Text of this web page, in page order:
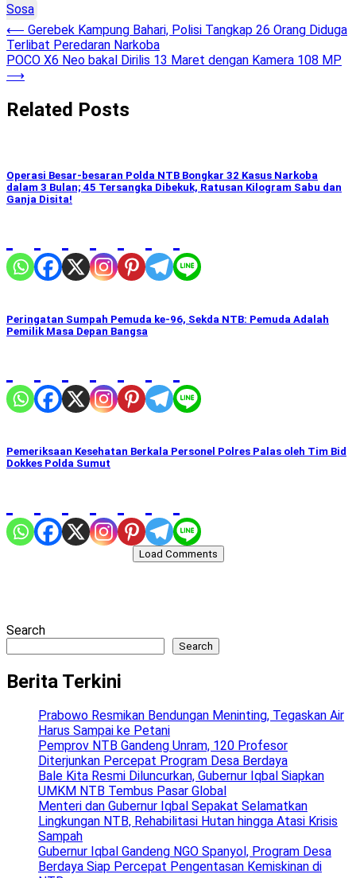
Sosa
Post
navigation
⟵ Gerebek Kampung Bahari, Polisi Tangkap 26 Orang Diduga
Terlibat Peredaran Narkoba
POCO X6 Neo bakal Dirilis 13 Maret dengan Kamera 108 MP
⟶
Related Posts
Operasi Besar-besaran Polda NTB Bongkar 32 Kasus Narkoba
dalam 3 Bulan; 45 Tersangka Dibekuk, Ratusan Kilogram Sabu dan
Ganja Disita!
Peringatan Sumpah Pemuda ke-96, Sekda NTB: Pemuda Adalah
Pemilik Masa Depan Bangsa
Pemeriksaan Kesehatan Berkala Personel Polres Palas oleh Tim Bid
Dokkes Polda Sumut
Load Comments
Search
Search
Berita Terkini
Prabowo Resmikan Bendungan Meninting, Tegaskan Air
Harus Sampai ke Petani
Pemprov NTB Gandeng Unram, 120 Profesor
Diterjunkan Percepat Program Desa Berdaya
Bale Kita Resmi Diluncurkan, Gubernur Iqbal Siapkan
UMKM NTB Tembus Pasar Global
Menteri dan Gubernur Iqbal Sepakat Selamatkan
Lingkungan NTB, Rehabilitasi Hutan hingga Atasi Krisis
Sampah
Gubernur Iqbal Gandeng NGO Spanyol, Program Desa
Berdaya Siap Percepat Pengentasan Kemiskinan di